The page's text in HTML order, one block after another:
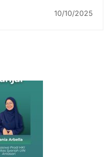
Penulisan Fikih
10/10/2025